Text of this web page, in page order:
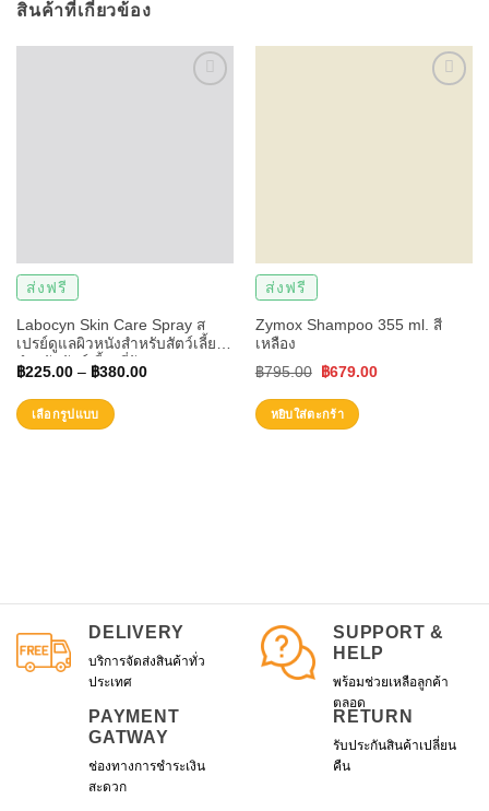
สินค้าที่เกี่ยวข้อง
ส่งฟรี
Labocyn Skin Care Spray ส
เปรย์ดูแลผิวหนังสำหรับสัตว์เลี้ยง
สำหรับสัตว์เลี้ยงที่ปัญหาแผล
ผิวหนังอักเสบแดง
฿225.00– ฿380.00
เลือกรูปแบบ
may
chosen
on
ส่งฟรี
Zymox Shampoo 355 ml. สี
เหลือง
฿795.00
Original
price
was:
฿679.00Current
หยิบใส่ตะกร้า
DELIVERY
บริการจัดส่งสินค้าทั่ว
ประเทศ
SUPPORT &
HELP
พร้อมช่วยเหลือลูกค้า
ตลอด
PAYMENT
GATWAY
ช่องทางการชำระเงิน
สะดวก
RETURN
รับประกันสินค้าเปลี่ยน
คืน